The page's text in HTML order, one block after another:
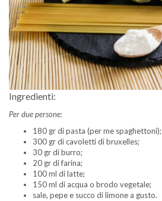
Ingredienti:
Per due persone:
180 gr di pasta (per me spaghettoni);
300 gr di cavoletti di bruxelles;
30 gr di burro;
20 gr di farina;
100 ml di latte;
150 ml di acqua o brodo vegetale;
sale, pepe e succo di limone a gusto.